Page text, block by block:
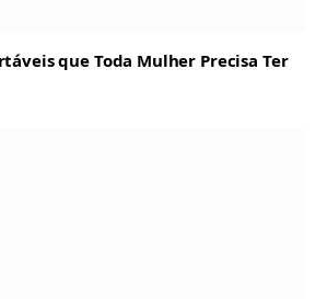
que Toda Mulher Precisa Ter